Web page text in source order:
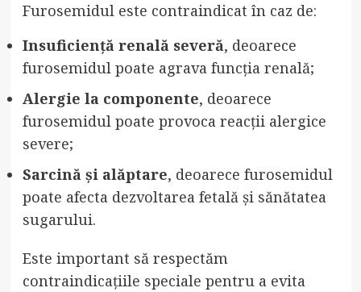
Furosemidul este contraindicat în caz de:
Insuficiență renală severă, deoarece
furosemidul poate agrava funcția renală;
Alergie la componente, deoarece
furosemidul poate provoca reacții alergice
severe;
Sarcină și alăptare, deoarece furosemidul
poate afecta dezvoltarea fetală și sănătatea
sugarului.
Este important să respectăm
contraindicațiile speciale pentru a evita